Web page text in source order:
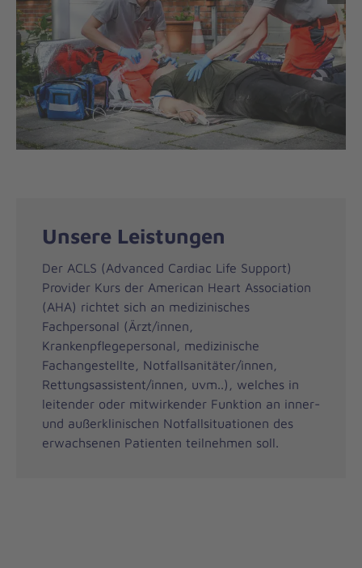
Unsere Leistungen
Der ACLS (Advanced Cardiac Life Support)
Provider Kurs der American Heart Association
(AHA) richtet sich an medizinisches
Fachpersonal (Ärzt/innen,
Krankenpflegepersonal, medizinische
Fachangestellte, Notfallsanitäter/innen,
Rettungsassistent/innen, uvm..), welches in
leitender oder mitwirkender Funktion an inner-
und außerklinischen Notfallsituationen des
erwachsenen Patienten teilnehmen soll.